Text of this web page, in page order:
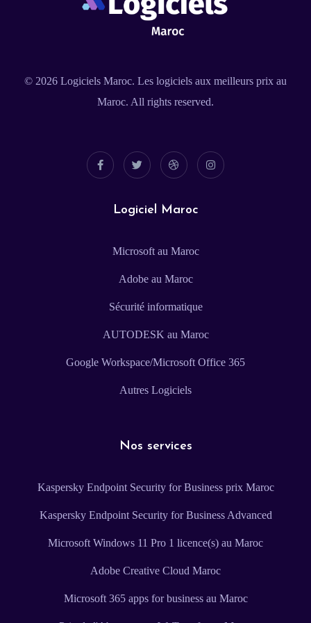
© 2026 Logiciels Maroc. Les logiciels aux meilleurs prix au
Maroc. All rights reserved.
Logiciel Maroc
Microsoft au Maroc
Adobe au Maroc
Sécurité informatique
AUTODESK au Maroc
Google Workspace/Microsoft Office 365
Autres Logiciels
Nos services
Kaspersky Endpoint Security for Business prix Maroc
Kaspersky Endpoint Security for Business Advanced
Microsoft Windows 11 Pro 1 licence(s) au Maroc
Adobe Creative Cloud Maroc
Microsoft 365 apps for business au Maroc